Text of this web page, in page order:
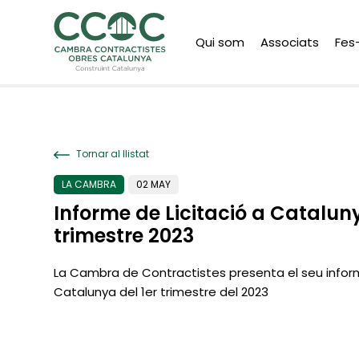
Qui som Associats
Tornar al llistat
LA CAMBRA 02 MAY
Informe de Licitació a
trimestre 2023
La Cambra de Contractistes presenta el seu
Catalunya del 1er trimestre del 2023